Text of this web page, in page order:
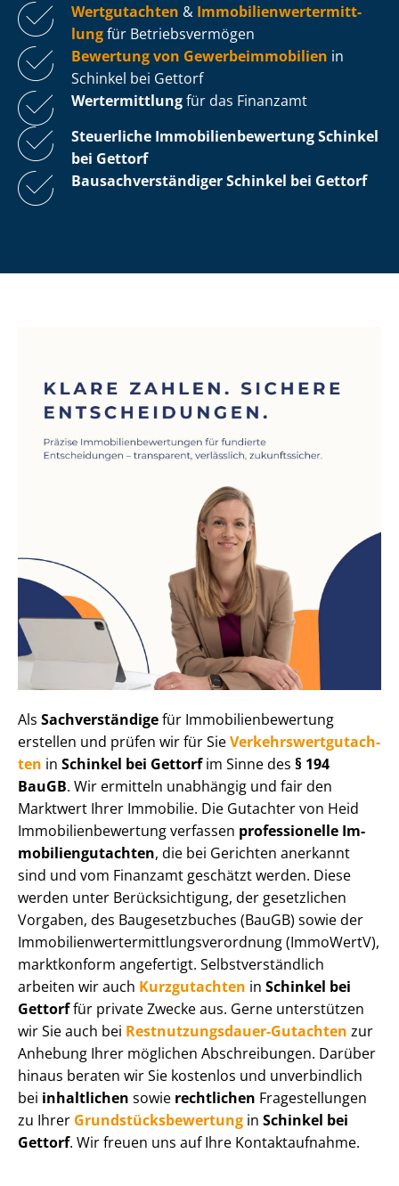
Wertgutachten & Im­mo­bi­li­en­wert­ermitt­
lungfür Be­triebs­ver­mö­gen
Bewertung von Ge­wer­be­im­mo­bi­li­en in
Schinkel bei Gettorf
Wertermittlungfür das Finanzamt
Steuerliche Im­mo­bi­li­en­be­wer­tungSchinkel
bei Gettorf
Bau­sach­ver­stän­di­ger Schinkel bei Gettorf
Als Sachverständigefür Im­mo­bi­li­en­be­wer­tung
erstellen und prüfen wir für SieVer­kehrs­wert­gut­ach­
ten in Schinkel bei Gettorfim Sinne des § 194
BauGB. Wir ermitteln unabhängig und fair den
Marktwert Ihrer Immobilie. Die Gutachter von Heid
Im­mo­bi­li­en­be­wer­tung verfassen professionelle Im­
mo­bi­li­en­gut­ach­ten, die bei Gerichten anerkannt
sind und vom Finanzamt geschätzt werden. Diese
werden unter Be­rück­sich­ti­gung, der gesetzlichen
Vorgaben, des Baugesetzbuches (BauGB) sowie der
Im­mo­bi­li­en­wert­ermitt­lungs­ver­ord­nung (ImmoWertV),
marktkonform angefertigt. Selbst­ver­ständ­lich
arbeiten wir auch Kurzgutachten in Schinkel bei
Gettorffür private Zwecke aus. Gerne unterstützen
wir Sie auch bei Rest­nut­zungs­dau­er-Gutachten zur
Anhebung Ihrer möglichen Abschreibungen. Darüber
hinaus beraten wir Sie kostenlos und unverbindlich
bei inhaltlichen sowie rechtlichen Fragestellungen
zu Ihrer Grund­stücks­be­wer­tung in Schinkel bei
Gettorf. Wir freuen uns auf Ihre Kontaktaufnahme.